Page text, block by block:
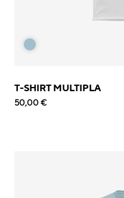
T-SHIRT MULTIPLA
50,00 €